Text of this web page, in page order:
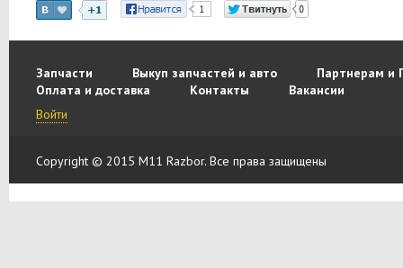
Запчасти Выкуп запчастей и авто
Партнерам и
Оплата и доставка
Контакты
Вакансии
Войти
Copyright © 2015 M11 Razbor. Все права защищены